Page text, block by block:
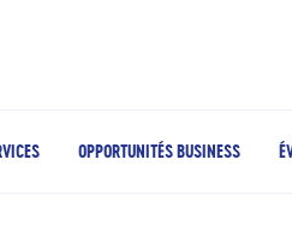
OPPORTUNITÉS BUSINESS